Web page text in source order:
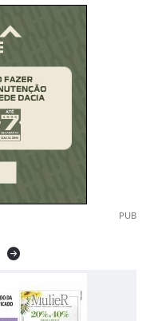
PUB